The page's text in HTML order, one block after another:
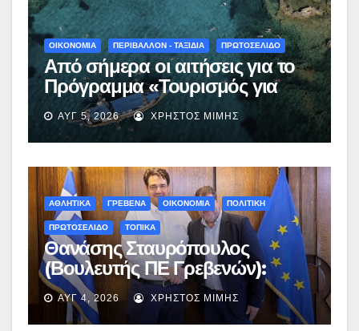
ΟΙΚΟΝΟΜΙΑ ΠΕΡΙΒΑΛΛΟΝ - ΤΑΞΙΔΙΑ ΠΡΩΤΟΣΕΛΙΔΟ
Από σήμερα οι αιτήσεις για το
Πρόγραμμα «Τουρισμός για
Όλους 2026-2027» – Πότε λήγει
η προσθεσμία
ΑΥΓ 5, 2026 ΧΡΉΣΤΟΣ ΜΊΜΗΣ
ΑΘΛΗΤΙΚΑ ΓΡΕΒΕΝΑ ΟΙΚΟΝΟΜΙΑ ΠΟΛΙΤΙΚΗ
ΠΡΩΤΟΣΕΛΙΔΟ ΤΟΠΙΚΑ
Θανάσης Σταυρόπουλος
(Βουλευτής ΠΕ Γρεβενών):
Έκτακτη χρηματοδότηση
400.000€ για επιπλέον
ΑΥΓ 4, 2026 ΧΡΉΣΤΟΣ ΜΊΜΗΣ